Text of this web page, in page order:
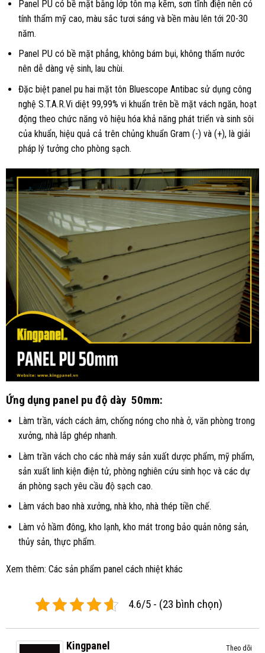
Panel PU có bề mặt bằng lớp tôn mạ kẽm, sơn tĩnh điện nên có
tính thẩm mỹ cao, màu sắc tươi sáng và bền màu lên tới 20-30
năm.
Panel PU có bề mặt phẳng, không bám bụi, không thấm nước
nên dễ dàng vệ sinh, lau chùi.
Đặc biệt panel pu hai mặt tôn Bluescope Antibac sử dụng công
nghệ S.T.A.R.Vi diệt 99,99% vi khuẩn trên bề mặt vách ngăn, hoạt
động theo chức năng vô hiệu hóa khả năng phát triển và sinh sôi
của khuẩn, hiệu quả cả trên chủng khuẩn Gram (-) và (+), là giải
pháp lý tưởng cho phòng sạch.
Ứng dụng panel pu độ dày 50mm:
Làm trần, vách cách âm, chống nóng cho nhà ở, văn phòng trong
xưởng, nhà lắp ghép nhanh.
Làm trần vách cho các nhà máy sản xuất dược phẩm, mỹ phẩm,
sản xuất linh kiện điện tử, phòng nghiên cứu sinh học và các dự
án phòng sạch yêu cầu độ sạch cao.
Làm vách bao nhà xưởng, nhà kho, nhà thép tiền chế.
Làm vỏ hầm đông, kho lạnh, kho mát trong bảo quản nông sản,
thủy sản, thực phẩm.
Xem thêm: Các sản phẩm panel cách nhiệt khác
4.6/5 - (23 bình chọn)
Theo dõi
Kingpanel